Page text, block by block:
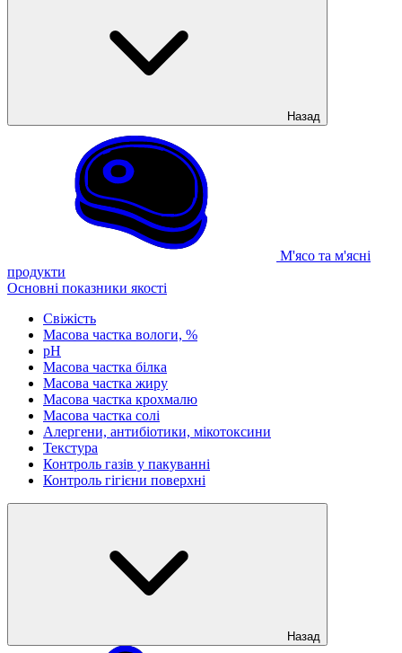
Назад
М'ясо та м'ясні
продукти
Основні показники якості
Свіжість
Масова частка вологи, %
рН
Масова частка білка
Масова частка жиру
Масова частка крохмалю
Масова частка солі
Алергени, антибіотики, мікотоксини
Текстура
Контроль газів у пакуванні
Контроль гігієни поверхні
Назад